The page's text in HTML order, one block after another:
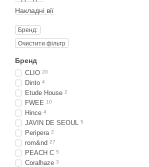
Накладні вії
Бренд:
Очистити фільтр
Бренд
CLIO 20
Dinto 4
Etude House 2
FWEE 10
Hince 4
JAVIN DE SEOUL 5
Peripera 2
rom&nd 27
PEACH C 5
Coralhaze 3